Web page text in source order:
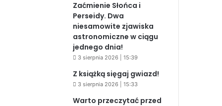
Zaćmienie Słońca i
Perseidy. Dwa
niesamowite zjawiska
astronomiczne w ciągu
jednego dnia!
3 sierpnia 2026 | 15:39
Z książką sięgaj gwiazd!
3 sierpnia 2026 | 15:33
Warto przeczytać przed